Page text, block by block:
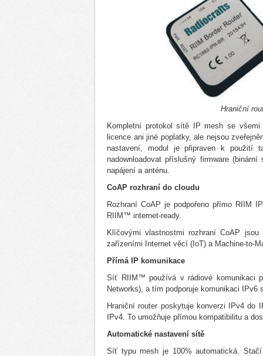
Hraniční
Kompletní protokol sítě IP mesh se
licence ani jiné poplatky, ale nejsou
nastavení, modul je připraven k použití
nadownloadovat příslušný firmware
napájení a anténu.
CoAP rozhraní do cloudu
Rozhraní CoAP je podpořeno přímo RIIM
RIIM™ internet-ready.
Klíčovými vlastnostmi rozhraní CoAP
zařízeními Internet věcí (IoT) a Machine-to-
Přímá IP komunikace
Síť RIIM™ používá v rádiové komunikaci
Networks), a tím podporuje komunikaci IPv6
Hraniční router poskytuje konverzi IPv4 do
IPv4. To umožňuje přímou kompatibilitu a
Automatické nastavení sítě
Síť typu mesh je 100% automatická.